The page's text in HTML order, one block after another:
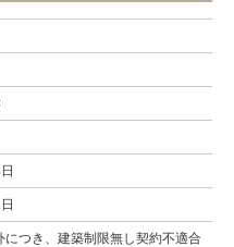
につき、建築制限無し契約不適合